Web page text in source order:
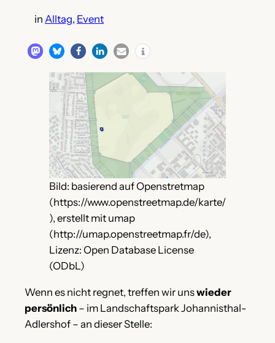
in Alltag, Event
Bild: basierend auf Openstretmap
(https://www.openstreetmap.de/karte/
), erstellt mit umap
(http://umap.openstreetmap.fr/de),
Lizenz: Open Database License
(ODbL)
Wenn es nicht regnet, treffen wir unswieder
persönlich – im Landschaftspark Johannisthal-
Adlershof – an dieser Stelle: